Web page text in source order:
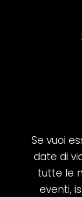
Se vuoi
date di
tutte le
eventi,